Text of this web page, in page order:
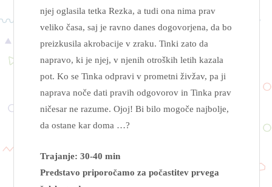
njej oglasila tetka Rezka, a tudi ona nima prav
veliko časa, saj je ravno danes dogovorjena, da bo
preizkusila akrobacije v zraku. Tinki zato da
napravo, ki je njej, v njenih otroških letih kazala
pot. Ko se Tinka odpravi v prometni živžav, pa ji
naprava noče dati pravih odgovorov in Tinka prav
ničesar ne razume. Ojoj! Bi bilo mogoče najbolje,
da ostane kar doma …?
Trajanje: 30-40 min
Predstavo priporočamo za počastitev prvega